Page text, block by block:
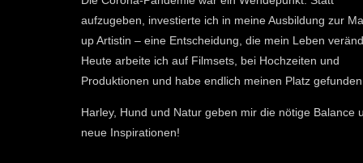
aufzugeben, investierte ich in meine Ausbildung zur Make-
up Artistin – eine Entscheidung, die mein Leben veränderte.
Heute arbeite ich auf Filmsets, bei Hochzeiten und
Produktionen und habe endlich meinen Platz gefunden.
Harley, Hund und Natur geben mir die nötige Balance und
neue Inspirationen!